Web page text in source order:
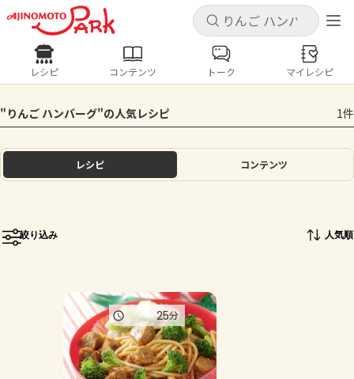
キャンセル
ログインするとレシピを保存できます
ログイン
ホーム
トーク
よくあるお問い合わせ
キャンセル
レシピ コンテンツ
人気の食材・レシピ
きゅうり なす トマト
とうもろこし
レシピ コンテンツ トーク マイレシピ
"りんご ハンバーグ"の人気レシピ 1件
レシピ コンテンツ
絞り込み 人気順
25分